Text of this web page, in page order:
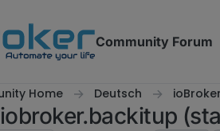
Community Forum
Home Deutsch